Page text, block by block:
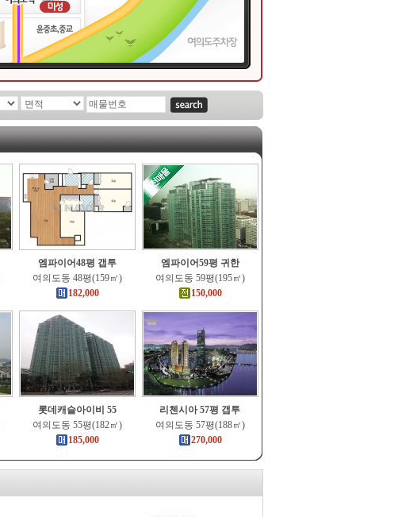
엠파이어48평 갭투
여의도동 48평(159㎡)
182,000
엠파이어59평 귀한
여의도동 59평(195㎡)
150,000
롯데캐슬아이비 55
여의도동 55평(182㎡)
185,000
리첸시아 57평 갭투
여의도동 57평(188㎡)
270,000